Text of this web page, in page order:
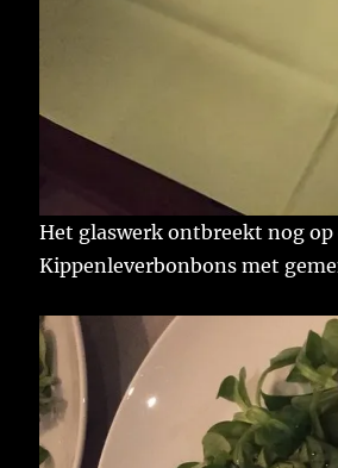
Het glaswerk ontbreekt nog
Kippenleverbonbons met